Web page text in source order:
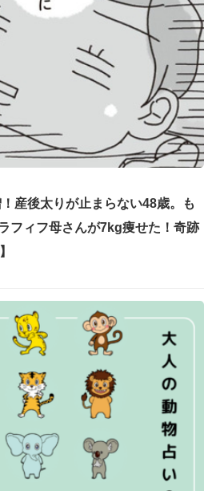
産後太りが止まらない48歳。も
フィフ母さんが7kg痩せた！奇跡